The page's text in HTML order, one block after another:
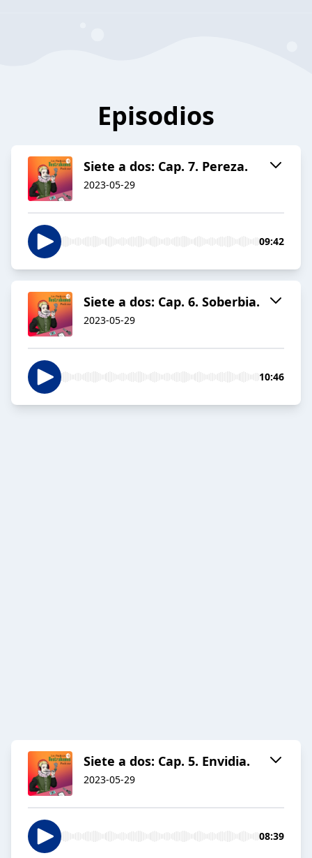
Episodios
Siete a dos: Cap. 7. Pereza.
2023-05-29
09:42
Siete a dos: Cap. 6. Soberbia.
2023-05-29
10:46
Siete a dos: Cap. 5. Envidia.
2023-05-29
08:39